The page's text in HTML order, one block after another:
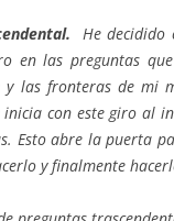
He decidido
en las preguntas
las fronteras de mi
con este giro al
Esto abre la puerta
y finalmente